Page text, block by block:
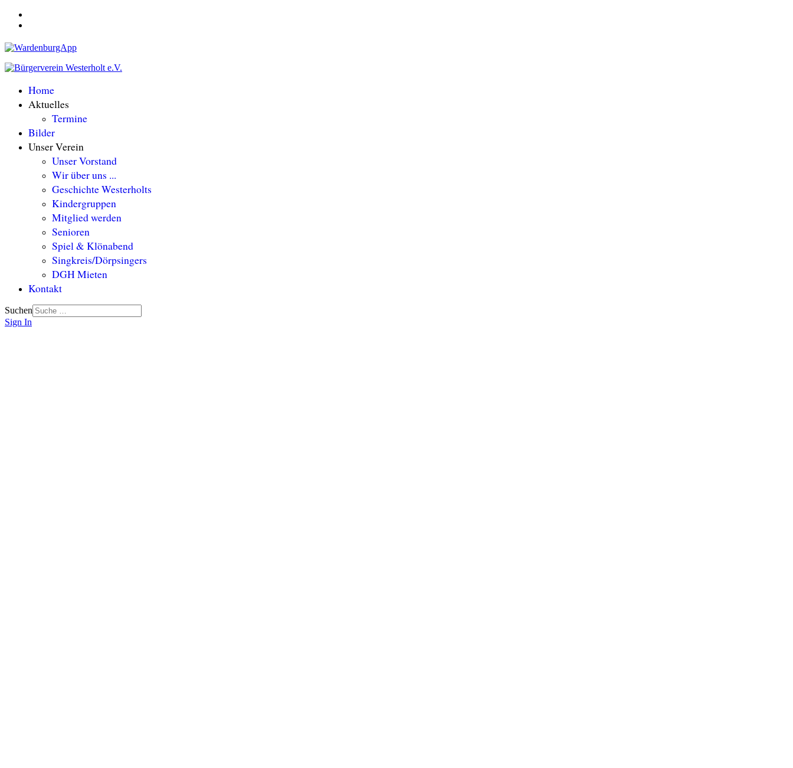
Home
Aktuelles
Termine
Bilder
Unser Verein
Unser Vorstand
Wir über uns ...
Geschichte Westerholts
Kindergruppen
Mitglied werden
Senioren
Spiel & Klönabend
Singkreis/Dörpsingers
DGH Mieten
Kontakt
Suchen
Sign In